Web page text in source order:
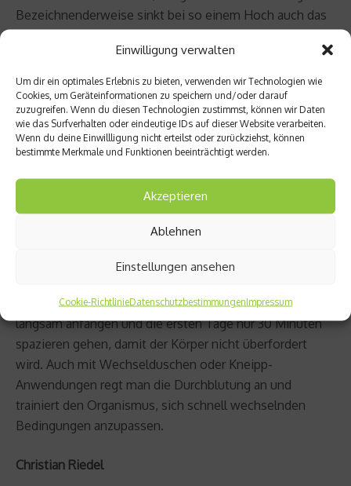
Einwilligung verwalten
Um dir ein optimales Erlebnis zu bieten, verwenden wir Technologien wie
Cookies, um Geräteinformationen zu speichern und/oder darauf
zuzugreifen. Wenn du diesen Technologien zustimmst, können wir Daten
wie das Surfverhalten oder eindeutige IDs auf dieser Website verarbeiten.
Wenn du deine Einwillligung nicht erteilst oder zurückziehst, können
bestimmte Merkmale und Funktionen beeinträchtigt werden.
Akzeptieren
Ablehnen
Einstellungen ansehen
Cookie-RichtlinieDatenschutzbestimmungenImpressum
Bezeichnenderweise sinkt bei so einem Hoch auch das
Herzinfarkt-Risiko.
Was hilft gegen Wetterfühligkeit
Zu wissen, warum man wetterfühlig ist, ist gut. Besser
wäre es natürlich zu wissen, was man dagegen tun kann.
Schließlich kann man ja das Wetter nicht ändern.
In erster Linie hilft es, den Körper abzuhärten. Täglich
Bedingungen anzupassen. Zudem wird noch das
Organismus hat und stark auf das Wetter reagiert, sollte
langsam anfangen und die ersten Tage nur 30 Minuten
spazieren gehen, damit der Körper nicht überfordert
wird. Auch mit Wechselduschen oder Kneipp-
Anwendungen regt man die Durchblutung an und
trainiert den Organismus, sich schnell wechselnden
Bedingungen anzupassen.
Christian Riedel